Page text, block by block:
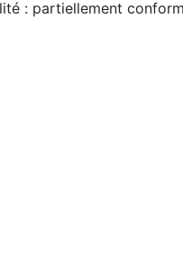
: partiellement